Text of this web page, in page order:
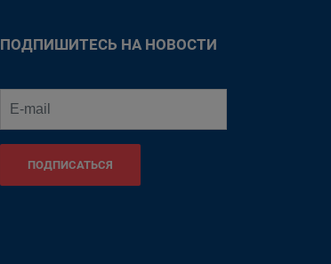
ПОДПИШИТЕСЬ НА НОВОСТИ
ПОДПИСАТЬСЯ